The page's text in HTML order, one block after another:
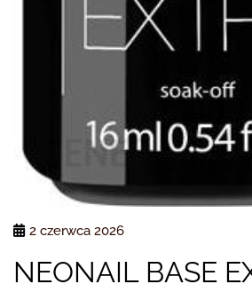
2 czerwca 2026
NEONAIL BASE